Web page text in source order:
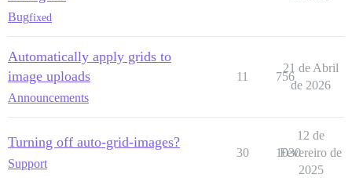
Bugfixed
Automatically apply grids to
image uploads
Announcements
11 756
21 de Abril
de 2026
Turning off auto-grid-images?
Support
30 1030
12 de
Fevereiro de
2025